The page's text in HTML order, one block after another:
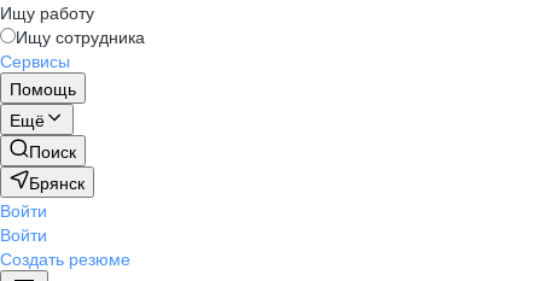
Ищу работу
Ищу сотрудника
Сервисы
Помощь
Ещё
Поиск
Брянск
Войти
Войти
Создать резюме